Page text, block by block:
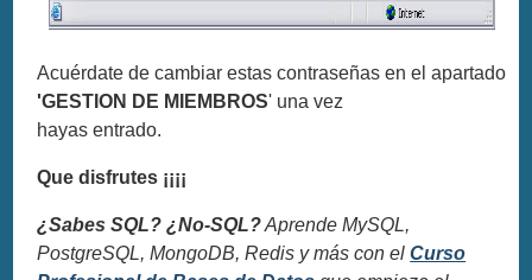
Acuérdate de cambiar estas contraseñas en el apartado
'GESTION DE MIEMBROS' una vez
hayas entrado.
Que disfrutes ¡¡¡¡
¿Sabes SQL? ¿No-SQL?Aprende MySQL,
PostgreSQL, MongoDB, Redis y más con elCurso